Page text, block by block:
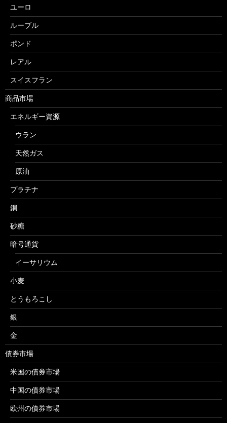
ユーロ
ルーブル
ポンド
レアル
スイスフラン
商品市場
エネルギー資源
ウラン
天然ガス
原油
プラチナ
銅
砂糖
暗号通貨
イーサリウム
小麦
とうもろこし
銀
金
債券市場
米国の債券市場
中国の債券市場
欧州の債券市場